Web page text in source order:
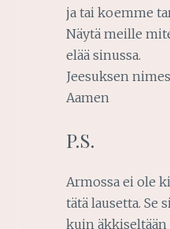
ja tai koemme
Näytä meille
elää sinussa.
Jeesuksen
Aamen
P.S.
Armossa ei ole
tätä lausetta. Se
kuin äkkiseltään